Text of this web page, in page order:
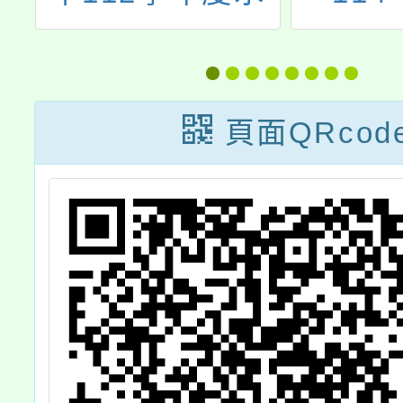
域安全宣導
網路
治短
繪畫
徵件
頁面